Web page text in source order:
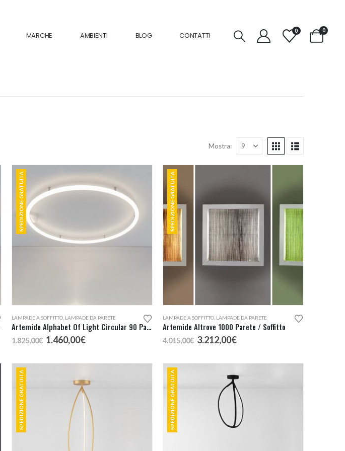
MARCHE AMBIENTI BLOG CONTATTI
0 0
Mostra:
SPEDIZIONE GRATUITA
LAMPADE A SOFFITTO, LAMPADE DA PARETE
Artemide Alphabet Of Light Circular 90 Parete o Soffitto
1.825,00€ Il
prezzo
era:
1.460,00€Il
è:
SPEDIZIONE GRATUITA
LAMPADE A SOFFITTO, LAMPADE DA PARETE
Artemide Altrove 1000 Parete / Soffitto
4.015,00€ Il
prezzo
era:
4.015,00€.
3.212,00€Il
è:
3.212,00€.
SPEDIZIONE GRATUITA SPEDIZIONE GRATUITA